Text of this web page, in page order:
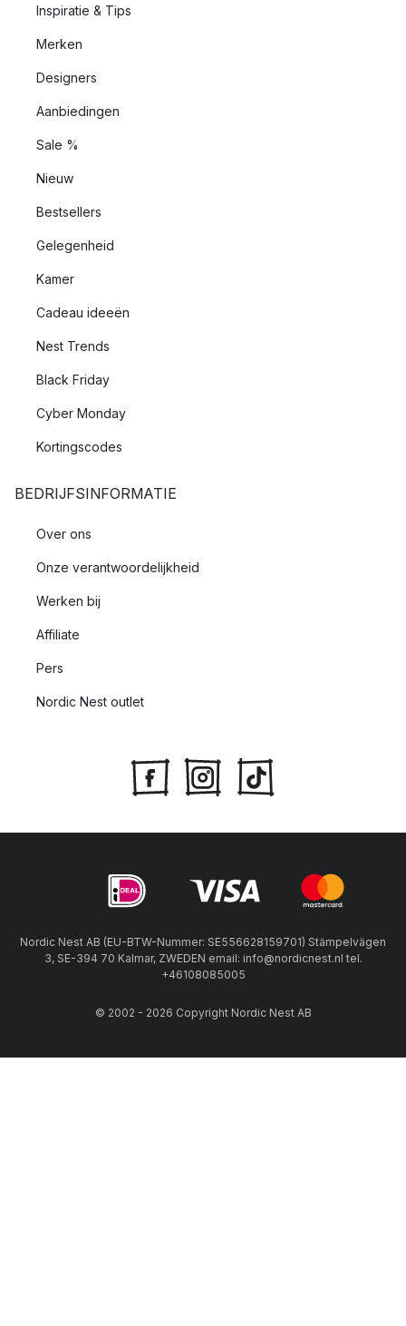
Inspiratie & Tips
Merken
Designers
Aanbiedingen
Sale %
Nieuw
Bestsellers
Gelegenheid
Kamer
Cadeau ideeën
Nest Trends
Black Friday
Cyber Monday
Kortingscodes
BEDRIJFSINFORMATIE
Over ons
Onze verantwoordelijkheid
Werken bij
Affiliate
Pers
Nordic Nest outlet
Nordic Nest AB (EU-BTW-Nummer: SE556628159701) Stämpelvägen
3, SE-394 70 Kalmar, ZWEDEN email: info@nordicnest.nl tel.
+46108085005
© 2002 - 2026 Copyright Nordic Nest AB